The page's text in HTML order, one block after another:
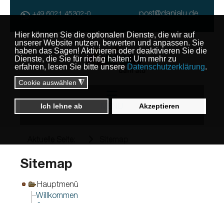
+49 6021 45302-0 post@danialu.de
Sitemap
Hauptmenü
Willkommen